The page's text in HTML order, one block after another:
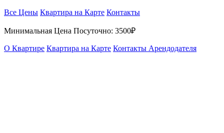
Все Цены Квартира на Карте Контакты
Минимальная Цена Посуточно: 3500₽
О Квартире Квартира на Карте Контакты Арендодателя